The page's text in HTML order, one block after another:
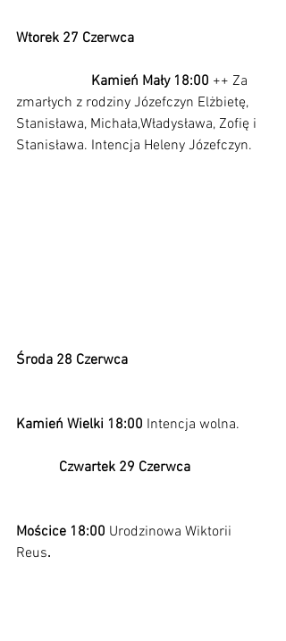
Wtorek 27 Czerwca
                     Kamień Mały 18:00
++ Za
zmarłych z rodziny Józefczyn Elżbietę,
Stanisława, Michała,Władysława, Zofię i
Stanisława. Intencja Heleny Józefczyn.
Środa 28 Czerwca
Kamień Wielki 18:00 Intencja wolna.
            Czwartek 29 Czerwca
Mościce 18:00 Urodzinowa Wiktorii
Reus.